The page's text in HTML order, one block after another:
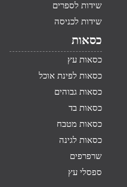
שידות לספרים
שידות לכניסה
כסאות
כסאות עץ
כסאות לפינת אוכל
כסאות גבוהים
כסאות בד
כסאות מטבח
כסאות לגינה
שרפרפים
ספסלי עץ